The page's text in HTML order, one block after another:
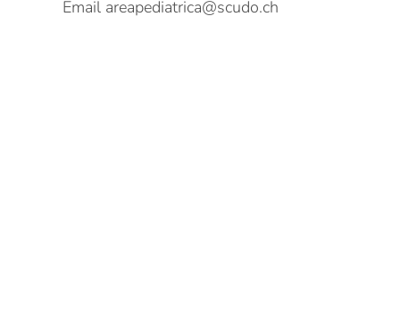
Email areapediatrica@scudo.ch